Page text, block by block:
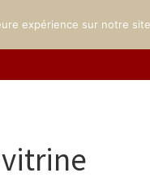
LE PARC
expérience sur notre